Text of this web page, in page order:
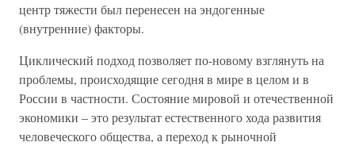
центр тяжести был перенесен на эндогенные
(внутренние) факторы.
Циклический подход позволяет по-новому взглянуть на
проблемы, происходящие сегодня в мире в целом и в
России в частности. Состояние мировой и отечественной
экономики – это результат естественного хода развития
человеческого общества, а переход к рыночной